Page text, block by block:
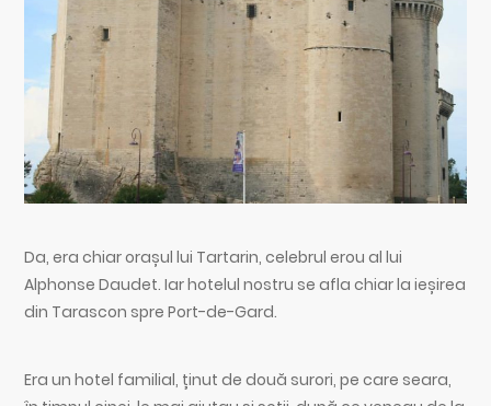
Da, era chiar orașul lui Tartarin, celebrul erou al lui
Alphonse Daudet. Iar hotelul nostru se afla chiar la ieșirea
din Tarascon spre Port-de-Gard.
Era un hotel familial, ținut de două surori, pe care seara,